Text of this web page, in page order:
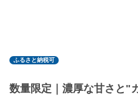
ふるさと納税可
数量限定｜濃厚な甘さと"